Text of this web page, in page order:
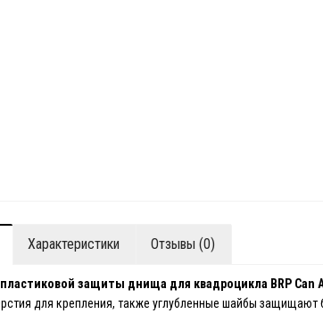
Характеристики Отзывы (0)
защиты днища для квадроцикла BRP Can
для крепления, также углубленные шайбы